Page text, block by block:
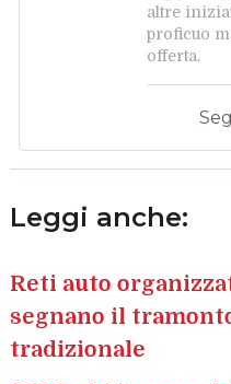
altre
proficuo
offerta.
Leggi anche:
Reti auto
segnano il
tradizionale